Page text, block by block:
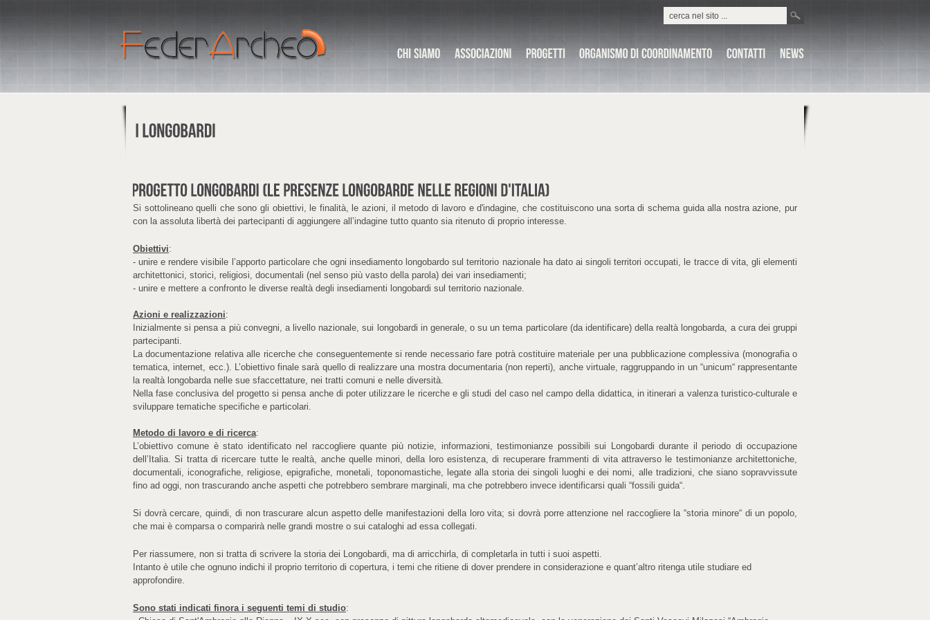
Si sottolineano quelli che sono gli obiettivi, le finalità, le azioni, il metodo di lavoro e d'indagine, che costituiscono una sorta di schema guida alla nostra azione, pur
con la assoluta libertà dei partecipanti di aggiungere all’indagine tutto quanto sia ritenuto di proprio interesse.
Obiettivi:
- unire e rendere visibile l’apporto particolare che ogni insediamento longobardo sul territorio nazionale ha dato ai singoli territori occupati, le tracce di vita, gli elementi
architettonici, storici, religiosi, documentali (nel senso più vasto della parola) dei vari insediamenti;
- unire e mettere a confronto le diverse realtà degli insediamenti longobardi sul territorio nazionale.
Azioni e realizzazioni:
Inizialmente si pensa a più convegni, a livello nazionale, sui longobardi in generale, o su un tema particolare (da identificare) della realtà longobarda, a cura dei gruppi
partecipanti.
La documentazione relativa alle ricerche che conseguentemente si rende necessario fare potrà costituire materiale per una pubblicazione complessiva (monografia o
tematica, internet, ecc.). L’obiettivo finale sarà quello di realizzare una mostra documentaria (non reperti), anche virtuale, raggruppando in un “unicum“ rappresentante
la realtà longobarda nelle sue sfaccettature, nei tratti comuni e nelle diversità.
Nella fase conclusiva del progetto si pensa anche di poter utilizzare le ricerche e gli studi del caso nel campo della didattica, in itinerari a valenza turistico-culturale e
sviluppare tematiche specifiche e particolari.
Metodo di lavoro e di ricerca:
L’obiettivo comune è stato identificato nel raccogliere quante più notizie, informazioni, testimonianze possibili sui Longobardi durante il periodo di occupazione
dell’Italia. Si tratta di ricercare tutte le realtà, anche quelle minori, della loro esistenza, di recuperare frammenti di vita attraverso le testimonianze architettoniche,
documentali, iconografiche, religiose, epigrafiche, monetali, toponomastiche, legate alla storia dei singoli luoghi e dei nomi, alle tradizioni, che siano sopravvissute
fino ad oggi, non trascurando anche aspetti che potrebbero sembrare marginali, ma che potrebbero invece identificarsi quali “fossili guida“.
Si dovrà cercare, quindi, di non trascurare alcun aspetto delle manifestazioni della loro vita; si dovrà porre attenzione nel raccogliere la “storia minore“ di un popolo,
che mai è comparsa o comparirà nelle grandi mostre o sui cataloghi ad essa collegati.
Per riassumere, non si tratta di scrivere la storia dei Longobardi, ma di arricchirla, di completarla in tutti i suoi aspetti.
Intanto è utile che ognuno indichi il proprio territorio di copertura, i temi che ritiene di dover prendere in considerazione e quant’altro ritenga utile studiare ed
approfondire.
Sono stati indicati finora i seguenti temi di studio: